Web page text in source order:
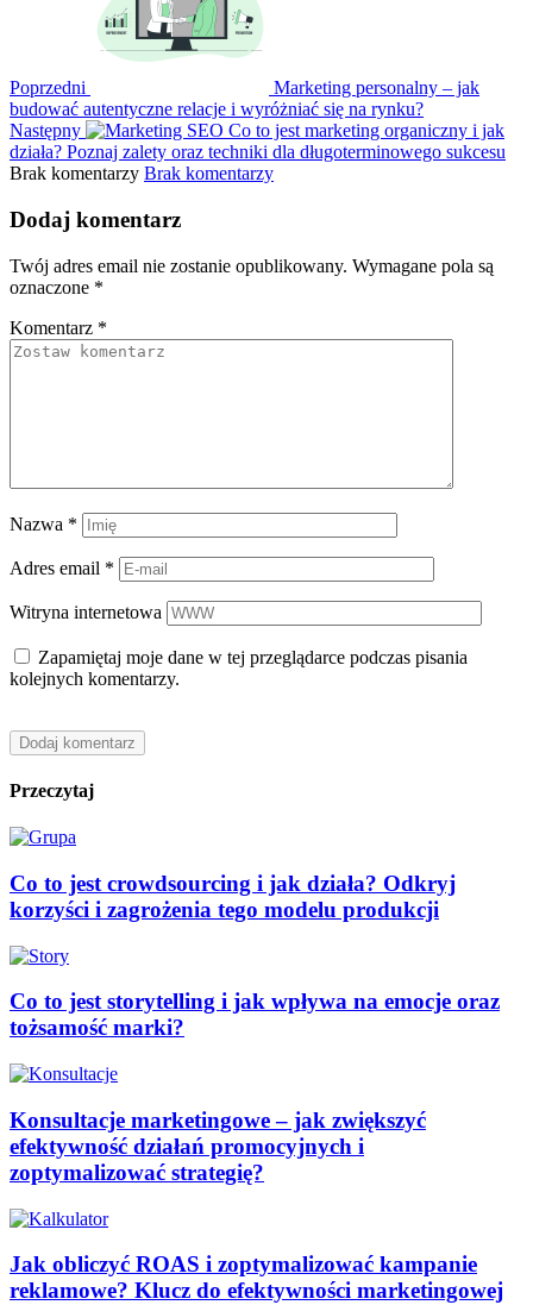
Poprzedni
Marketing personalny – jak
budować autentyczne relacje i wyróżniać się na rynku?
Następny
Co to jest marketing organiczny i jak
działa? Poznaj zalety oraz techniki dla długoterminowego sukcesu
Brak komentarzy Brak komentarzy
Dodaj komentarz
Twój adres email nie zostanie opublikowany. Wymagane pola są
oznaczone *
Komentarz *
Nazwa *
Adres email *
Witryna internetowa
Zapamiętaj moje dane w tej przeglądarce podczas pisania
kolejnych komentarzy.
Przeczytaj
Co to jest crowdsourcing i jak działa? Odkryj
korzyści i zagrożenia tego modelu produkcji
Co to jest storytelling i jak wpływa na emocje oraz
tożsamość marki?
Konsultacje marketingowe – jak zwiększyć
efektywność działań promocyjnych i
zoptymalizować strategię?
Jak obliczyć ROAS i zoptymalizować kampanie
reklamowe? Klucz do efektywności marketingowej